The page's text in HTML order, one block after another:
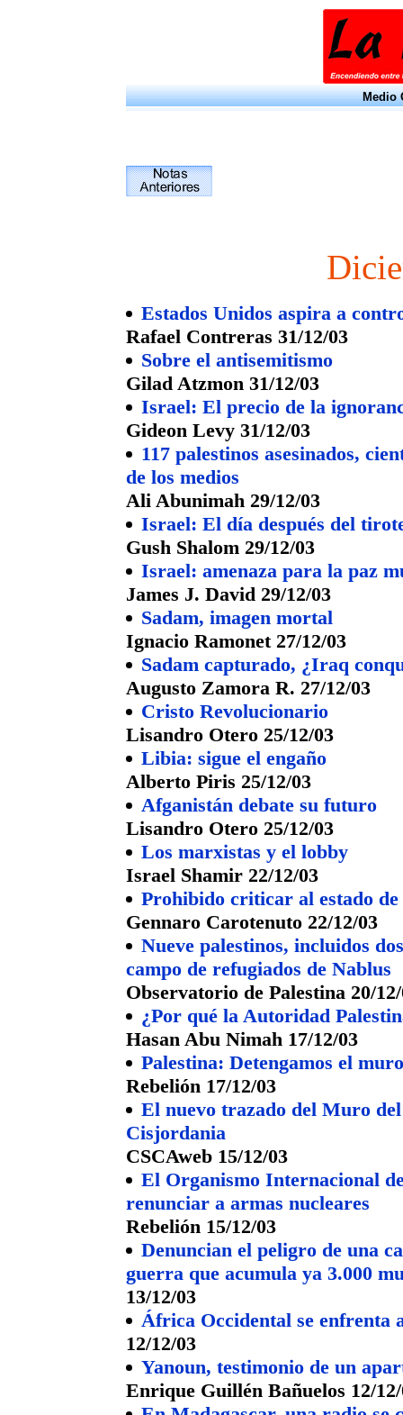
Medio
Estados Unidos aspira a
Rafael Contreras 31/12/03
Sobre el antisemitismo
Gilad Atzmon 31/12/03
Israel: El precio de la
Gideon Levy 31/12/03
117 palestinos asesinados,
de los medios
Ali Abunimah 29/12/03
Israel: El día después del
Gush Shalom 29/12/03
Israel: amenaza para la paz
James J. David 29/12/03
Sadam, imagen mortal
Ignacio Ramonet 27/12/03
Sadam capturado, ¿Iraq
Augusto Zamora R. 27/12/03
Cristo Revolucionario
Lisandro Otero 25/12/03
Libia: sigue el engaño
Alberto Piris 25/12/03
Afganistán debate su futuro
Lisandro Otero 25/12/03
Los marxistas y el lobby
Israel Shamir 22/12/03
Prohibido criticar al estado
Gennaro Carotenuto 22/12/03
Nueve palestinos, incluidos
campo de refugiados de Nablus
Observatorio de Palestina 20/
¿Por qué la Autoridad
Hasan Abu Nimah 17/12/03
Palestina: Detengamos el
Rebelión 17/12/03
El nuevo trazado del Muro
Cisjordania
CSCAweb 15/12/03
El Organismo Internacional
renunciar a armas nucleares
Rebelión 15/12/03
Denuncian el peligro de una
guerra que acumula ya 3.000
13/12/03
África Occidental se enfrenta
12/12/03
Yanoun, testimonio de un
Enrique Guillén Bañuelos 12/